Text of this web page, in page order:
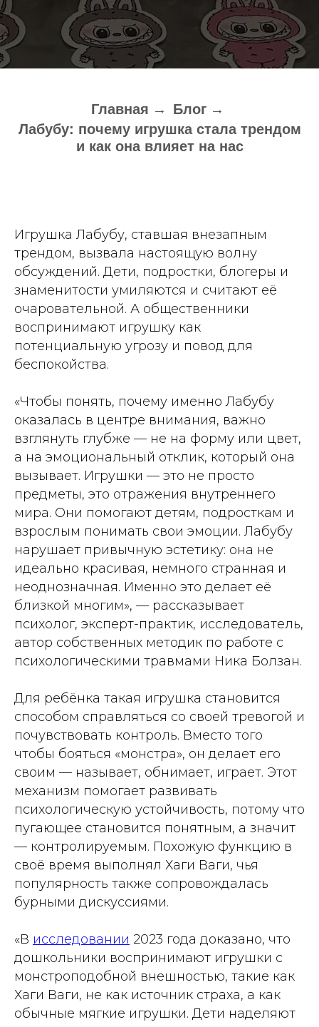
Главная → Блог →
Лабубу: почему игрушка стала трендом
и как она влияет на нас
Игрушка Лабубу, ставшая внезапным
трендом, вызвала настоящую волну
обсуждений. Дети, подростки, блогеры и
знаменитости умиляются и считают её
очаровательной. А общественники
воспринимают игрушку как
потенциальную угрозу и повод для
беспокойства.
«Чтобы понять, почему именно Лабубу
оказалась в центре внимания, важно
взглянуть глубже — не на форму или цвет,
а на эмоциональный отклик, который она
вызывает. Игрушки — это не просто
предметы, это отражения внутреннего
мира. Они помогают детям, подросткам и
взрослым понимать свои эмоции. Лабубу
нарушает привычную эстетику: она не
идеально красивая, немного странная и
неоднозначная. Именно это делает её
близкой многим», — рассказывает
психолог, эксперт-практик, исследователь,
автор собственных методик по работе с
психологическими травмами Ника Болзан.
Для ребёнка такая игрушка становится
способом справляться со своей тревогой и
почувствовать контроль. Вместо того
чтобы бояться «монстра», он делает его
своим — называет, обнимает, играет. Этот
механизм помогает развивать
психологическую устойчивость, потому что
пугающее становится понятным, а значит
— контролируемым. Похожую функцию в
своё время выполнял Хаги Ваги, чья
популярность также сопровождалась
бурными дискуссиями.
«В исследовании 2023 года доказано, что
дошкольники воспринимают игрушки с
монстроподобной внешностью, такие как
Хаги Ваги, не как источник страха, а как
обычные мягкие игрушки. Дети наделяют